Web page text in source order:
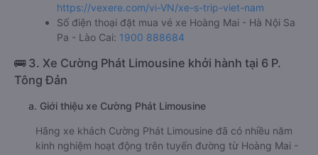
https://vexere.com/vi-VN/xe-s-trip-viet-nam
Số điện thoại đặt mua vé xe Hoàng Mai - Hà Nội Sa
Pa - Lào Cai: 1900 888684
🚌 3. Xe Cường Phát Limousine khởi hành tại 6 P.
Tông Đản
a. Giới thiệu xe Cường Phát Limousine
Hãng xe khách Cường Phát Limousine đã có nhiều năm
kinh nghiệm hoạt động trên tuyến đường từ Hoàng Mai -